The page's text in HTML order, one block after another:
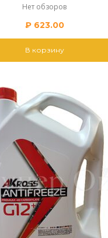
Нет обзоров
₽623.00
В корзину